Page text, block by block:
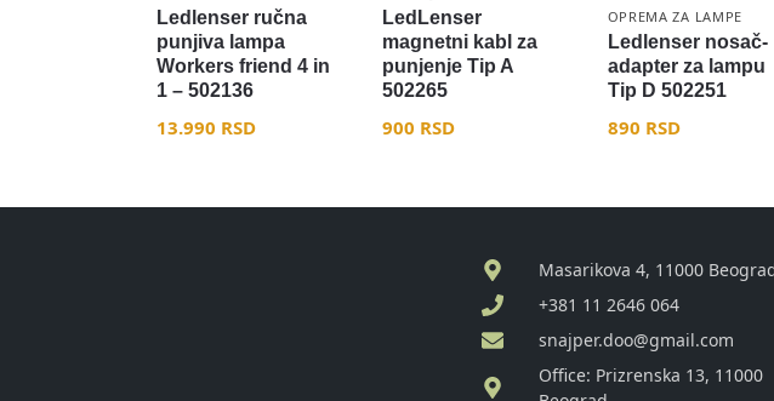
Ledlenser ručna
punjiva lampa
Workers friend 4 in
1 – 502136
13.990 RSD
LedLenser
magnetni kabl za
punjenje Tip A
502265
900 RSD
OPREMA ZA LAMPE
Ledlenser nosač-
adapter za lampu
Tip D 502251
890 RSD
Masarikova 4, 11000
+381 11 2646 064
snajper.doo@gmail.com
Office: Prizrenska 13, 11000